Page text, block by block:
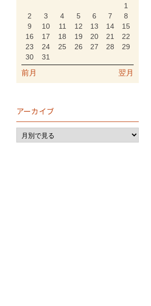
1
2
3 4 5 6 7
8
9
10 11 12 13 14
15
16
17 18 19 20 21
22
23
24 25 26 27 28
29
30
31
前月 翌月
アーカイブ